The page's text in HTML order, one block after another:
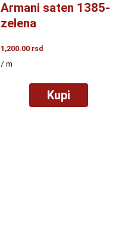
Armani saten 1385-
zelena
1,200.00 rsd
/ m
Kupi